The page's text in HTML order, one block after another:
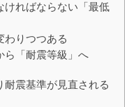
ければならない「最低
わりつつある
ら「耐震等級」へ
耐震基準が見直される